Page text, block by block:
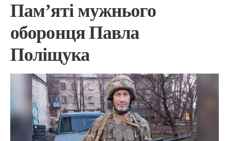
Пам’яті мужнього
оборонця Павла
Поліщука